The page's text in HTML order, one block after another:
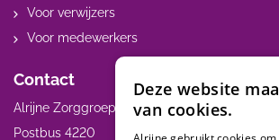
Voor verwijzers
Voor medewerkers
Contact
Alrijne Zorggroep
Postbus 4220
Deze website
van cookies.